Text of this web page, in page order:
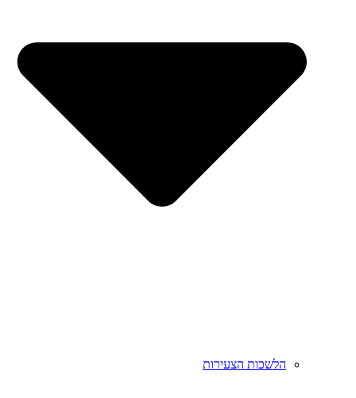
הלשכות הצעירות